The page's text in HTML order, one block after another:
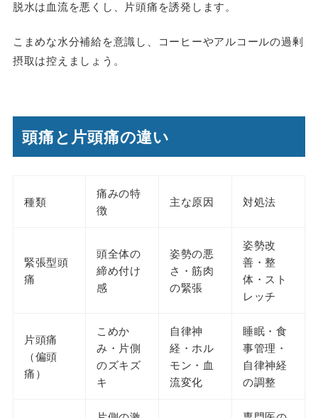
脱水は血流を悪くし、片頭痛を誘発します。
こまめな水分補給を意識し、コーヒーやアルコールの過剰
摂取は控えましょう。
頭痛と片頭痛の違い
種類
痛みの特
徴
主な原因 対処法
緊張型頭
痛
頭全体の
締め付け
感
姿勢の悪
さ・筋肉
の緊張
姿勢改
善・整
体・スト
レッチ
片頭痛
（偏頭
痛）
こめか
み・片側
のズキズ
キ
自律神
経・ホル
モン・血
流変化
睡眠・食
事管理・
自律神経
の調整